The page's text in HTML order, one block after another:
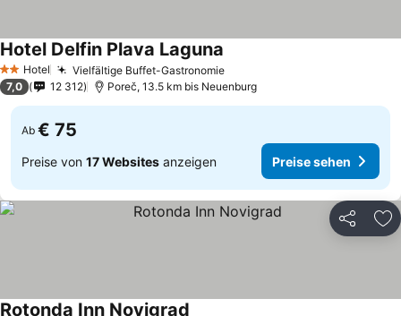
2 Sterne
Hotel Vielfältige Buffet-Gastronomie
Hotel Delfin Plava Laguna
7,0 12 312 Poreč, 13.5 km bis Neuenburg
Ab € 75
Preise von 17 Websites anzeigen Preise sehen
Teilen
Rotonda Inn Novigrad